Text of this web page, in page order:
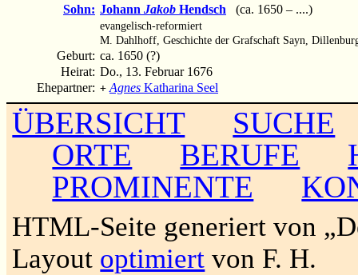
Sohn: Johann Jakob Hendsch (ca. 1650 – ....)
evangelisch-reformiert
M. Dahlhoff, Geschichte der Grafschaft Sayn,
Geburt: ca. 1650 (?)
Heirat: Do., 13. Februar 1676
Ehepartner: + Agnes Katharina Seel
ÜBERSICHT
SUCHE
ORTE
BERUFE
PROMINENTE
HTML-Seite generiert von
Layout optimiert von F. H.